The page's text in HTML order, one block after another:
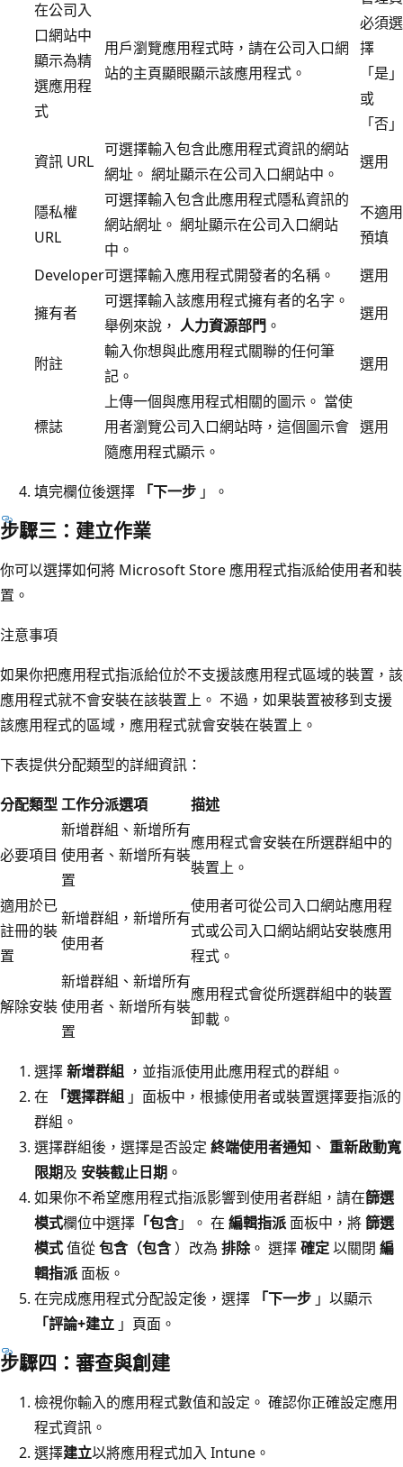
在公司入
口網站中
顯示為精
選應用程
式
用戶瀏覽應用程式時，請在公司入口網
站的主頁顯眼顯示該應用程式。
必須選
擇
「是」
或
「否」
資訊 URL
可選擇輸入包含此應用程式資訊的網站
網址。 網址顯示在公司入口網站中。
選用
隱私權
URL
可選擇輸入包含此應用程式隱私資訊的
網站網址。 網址顯示在公司入口網站
中。
不適用
預填
Developer可選擇輸入應用程式開發者的名稱。
選用
擁有者
可選擇輸入該應用程式擁有者的名字。
舉例來說， 人力資源部門 。
選用
附註
輸入你想與此應用程式關聯的任何筆
記。
選用
標誌
上傳一個與應用程式相關的圖示。 當使
用者瀏覽公司入口網站時，這個圖示會
隨應用程式顯示。
選用
填完欄位後選擇 「下一步 」。
步驟三：建立作業
你可以選擇如何將 Microsoft Store 應用程式指派給使用者和裝
置。
注意事項
如果你把應用程式指派給位於不支援該應用程式區域的裝置，該
應用程式就不會安裝在該裝置上。 不過，如果裝置被移到支援
該應用程式的區域，應用程式就會安裝在裝置上。
下表提供分配類型的詳細資訊：
分配類型工作分派選項 描述
必要項目
新增群組、新增所有
使用者、新增所有裝
置
應用程式會安裝在所選群組中的
裝置上。
適用於已
註冊的裝
置
新增群組，新增所有
使用者
使用者可從公司入口網站應用程
式或公司入口網站網站安裝應用
程式。
解除安裝
新增群組、新增所有
使用者、新增所有裝
置
應用程式會從所選群組中的裝置
卸載。
選擇新增群組 ，並指派使用此應用程式的群組。
在
「選擇群組 」面板中，根據使用者或裝置選擇要指派的
群組。
選擇群組後，選擇是否設定 終端使用者通知 、 重新啟動寬
限期及 安裝截止日期 。
如果你不希望應用程式指派影響到使用者群組，請在篩選
模式欄位中選擇 「包含」。 在 編輯指派 面板中，將篩選
模式值從包含（包含）改為 排除。 選擇確定以關閉 編
輯指派 面板。
在完成應用程式分配設定後，選擇
「下一步 」以顯示
「評論+建立 」頁面。
步驟四：審查與創建
檢視你輸入的應用程式數值和設定。 確認你正確設定應用
程式資訊。
選擇建立以將應用程式加入 Intune。